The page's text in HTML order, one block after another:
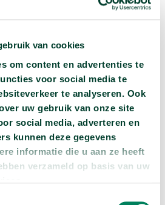
van cookies
om content en advertenties te
voor social media te
te analyseren. Ook
uw gebruik van onze site
social media, adverteren en
kunnen deze gegevens
informatie die u aan ze heeft
verzameld op basis van uw
prof. dr. ir. Ann Nowé
dit jaar te wachten staat?
luister naar het
of beluister de hele